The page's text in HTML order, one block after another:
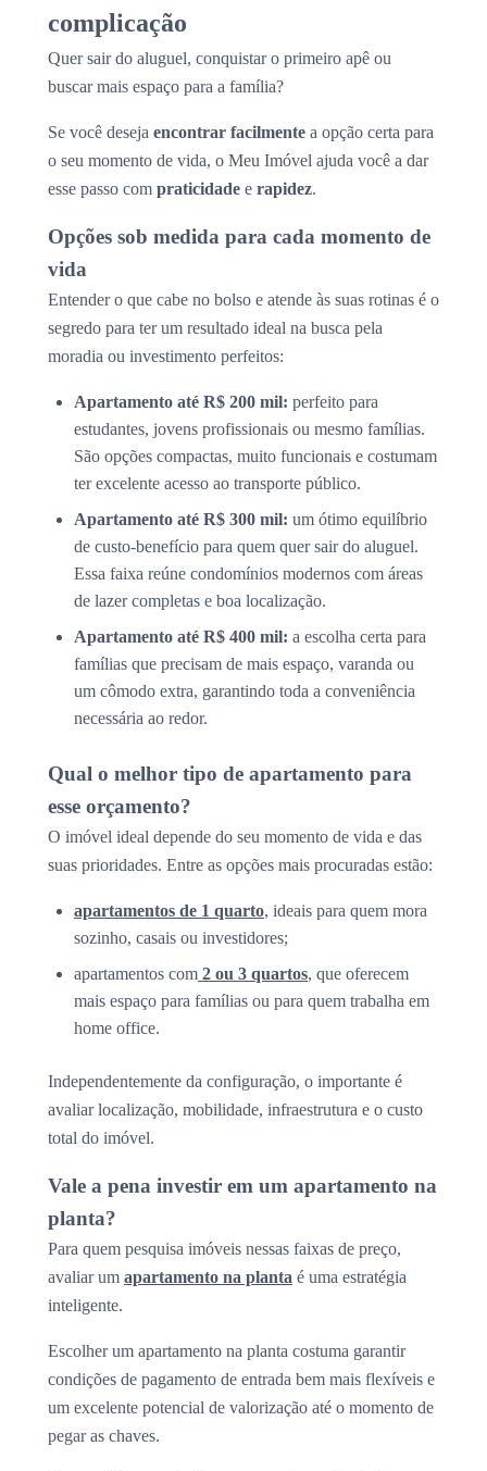
complicação
Quer sair do aluguel, conquistar o primeiro apê ou
buscar mais espaço para a família?
Se você deseja encontrar facilmente a opção certa para
o seu momento de vida, o Meu Imóvel ajuda você a dar
esse passo com praticidade e rapidez.
Opções sob medida para cada momento de
vida
Entender o que cabe no bolso e atende às suas rotinas é o
segredo para ter um resultado ideal na busca pela
moradia ou investimento perfeitos:
Apartamento até R$ 200 mil: perfeito para
estudantes, jovens profissionais ou mesmo famílias.
São opções compactas, muito funcionais e costumam
ter excelente acesso ao transporte público.
Apartamento até R$ 300 mil: um ótimo equilíbrio
de custo-benefício para quem quer sair do aluguel.
Essa faixa reúne condomínios modernos com áreas
de lazer completas e boa localização.
Apartamento até R$ 400 mil: a escolha certa para
famílias que precisam de mais espaço, varanda ou
um cômodo extra, garantindo toda a conveniência
necessária ao redor.
Qual o melhor tipo de apartamento para
esse orçamento?
O imóvel ideal depende do seu momento de vida e das
suas prioridades. Entre as opções mais procuradas estão:
apartamentos de 1 quarto, ideais para quem mora
sozinho, casais ou investidores;
apartamentos com 2 ou 3 quartos, que oferecem
mais espaço para famílias ou para quem trabalha em
home office.
Independentemente da configuração, o importante é
avaliar localização, mobilidade, infraestrutura e o custo
total do imóvel.
Vale a pena investir em um apartamento na
planta?
Para quem pesquisa imóveis nessas faixas de preço,
avaliar um apartamento na planta é uma estratégia
inteligente.
Escolher um apartamento na planta costuma garantir
condições de pagamento de entrada bem mais flexíveis e
um excelente potencial de valorização até o momento de
pegar as chaves.